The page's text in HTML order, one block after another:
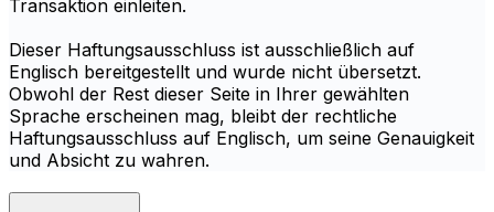
Transaktion einleiten.
Dieser Haftungsausschluss ist ausschließlich auf
Englisch bereitgestellt und wurde nicht übersetzt.
Obwohl der Rest dieser Seite in Ihrer gewählten
Sprache erscheinen mag, bleibt der rechtliche
Haftungsausschluss auf Englisch, um seine Genauigkeit
und Absicht zu wahren.